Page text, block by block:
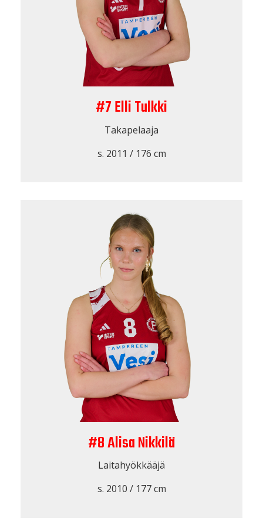
#7 Elli Tulkki
Takapelaaja
s. 2011 / 176 cm
#8 Alisa Nikkilä
Laitahyökkääjä
s. 2010 / 177 cm